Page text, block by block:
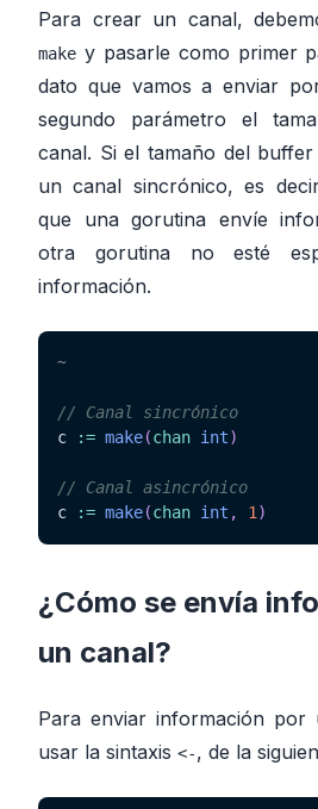
Para crear un canal,
make y pasarle como primer
dato que vamos a enviar
segundo parámetro el
canal. Si el tamaño del
un canal sincrónico, es
que una gorutina envíe
otra gorutina no esté
información.
~
// Canal sincrónico
c
:= make(chan int)
// Canal asincrónico
c
:= make(chan int , 1)
¿Cómo se envía
un canal?
Para enviar información por
usar la sintaxis <-, de la